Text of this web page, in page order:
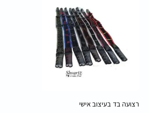
רצועה בד בעיצוב אישי